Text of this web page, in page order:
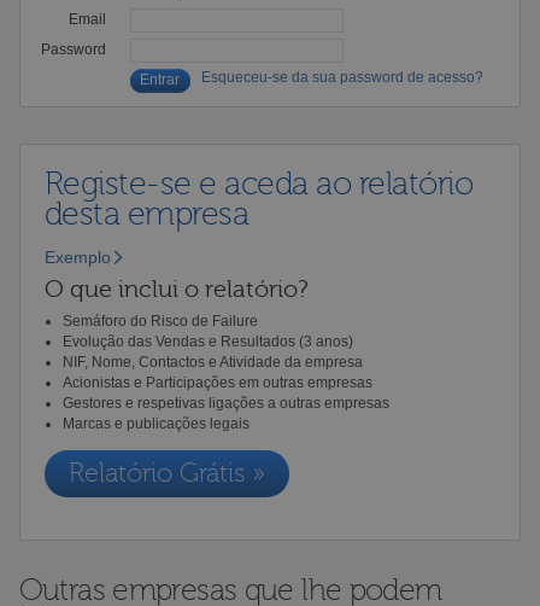
Email
Password
Esqueceu-se da sua password de acesso?
Registe-se e aceda ao relatório
desta empresa
Exemplo
O que inclui o relatório?
Semáforo do Risco de Failure
Evolução das Vendas e Resultados (3 anos)
NIF, Nome, Contactos e Atividade da empresa
Acionistas e Participações em outras empresas
Gestores e respetivas ligações a outras empresas
Marcas e publicações legais
Relatório Grátis »
Outras empresas que lhe podem